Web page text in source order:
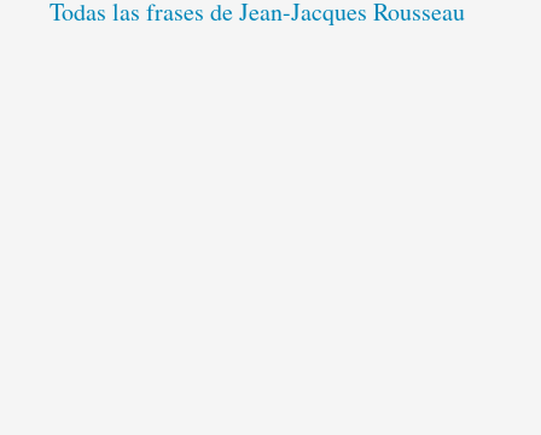
Todas las frases de Jean-Jacques Rousseau